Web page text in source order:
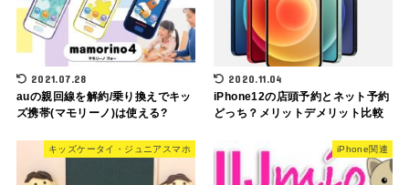
2021.07.28
auの親回線を解約/乗り換えでキッ
ズ携帯(マモリーノ)は使える?
2020.11.04
iPhone12の店頭予約とネット予約
どっち？メリットデメリット比較
キッズケータイ・ジュニアスマホ iPhone関連